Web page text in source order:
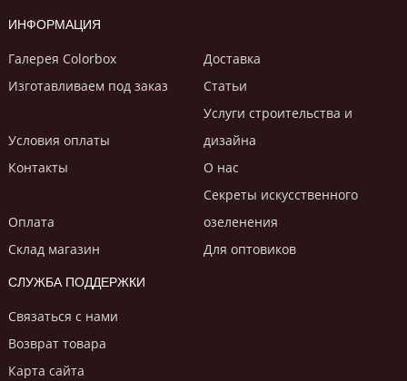
ИНФОРМАЦИЯ
Галерея Colorbox
Доставка
Изготавливаем под заказ
Статьи
Условия оплаты
Услуги строительствa и
дизайнa
Контакты
О нас
Оплата
Секреты искусственного
озеленения
Склад магазин
Для оптовиков
СЛУЖБА ПОДДЕРЖКИ
Связаться с нами
Возврат товара
Карта сайта